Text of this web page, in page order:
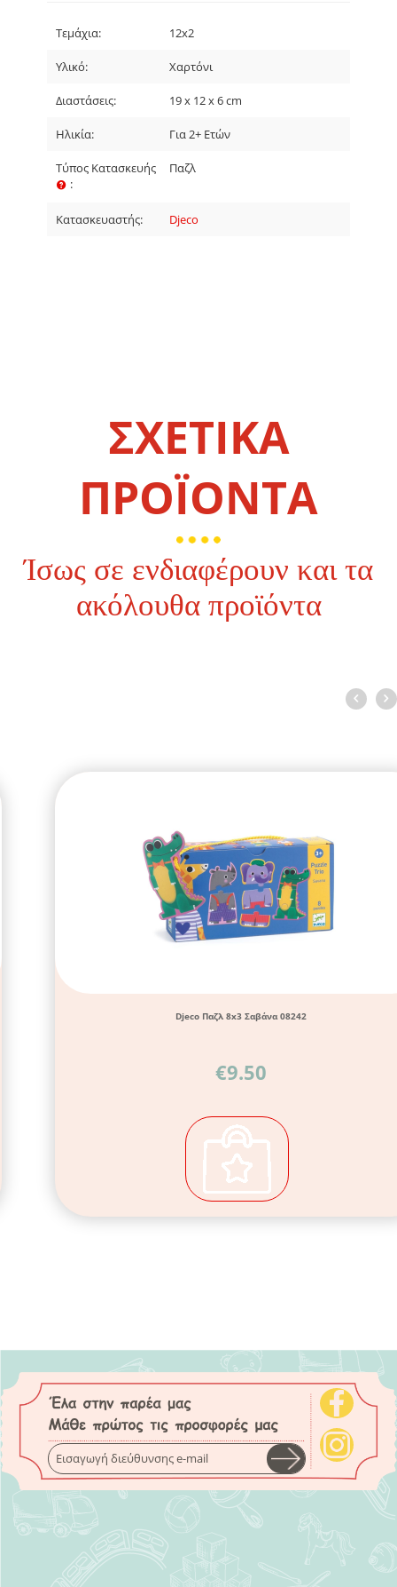
Τεμάχια: 12x2
Υλικό: Χαρτόνι
Διαστάσεις: 19 x 12 x 6 cm
Ηλικία: Για 2+ Ετών
Τύπος Κατασκευής
:
Παζλ
Κατασκευαστής: Djeco
ΣΧΕΤΙΚΑ
ΠΡΟΪΟΝΤΑ
Ίσως σε ενδιαφέρουν και τα
ακόλουθα προϊόντα
Djeco Παζλ 8x3 Σαβάνα 08242
€9.50